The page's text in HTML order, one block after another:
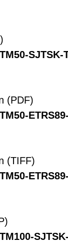
SJTSK-
(PDF)
(TIFF)